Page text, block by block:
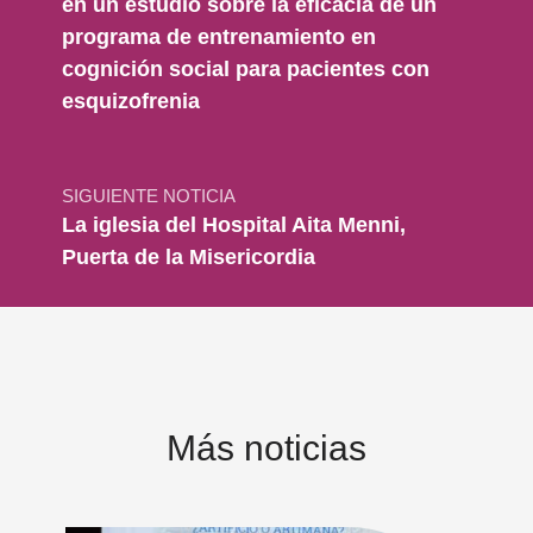
programa de entrenamiento en
cognición social para pacientes con
esquizofrenia
SIGUIENTE NOTICIA
La iglesia del Hospital Aita Menni,
Puerta de la Misericordia
Más noticias